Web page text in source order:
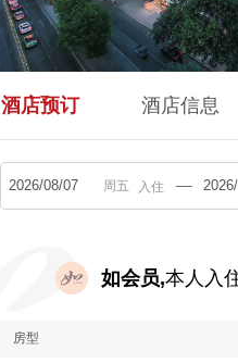
酒店预订 酒店信息
入住
如会员,本人入
房型